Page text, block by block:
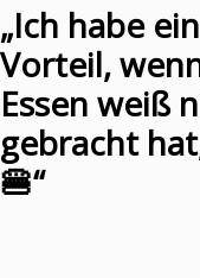
„Ich habe
Vorteil,
Essen weiß
gebracht
🍔“